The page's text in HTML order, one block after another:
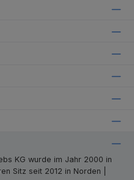
KG wurde im Jahr 2000 in
Sitz seit 2012 in Norden |